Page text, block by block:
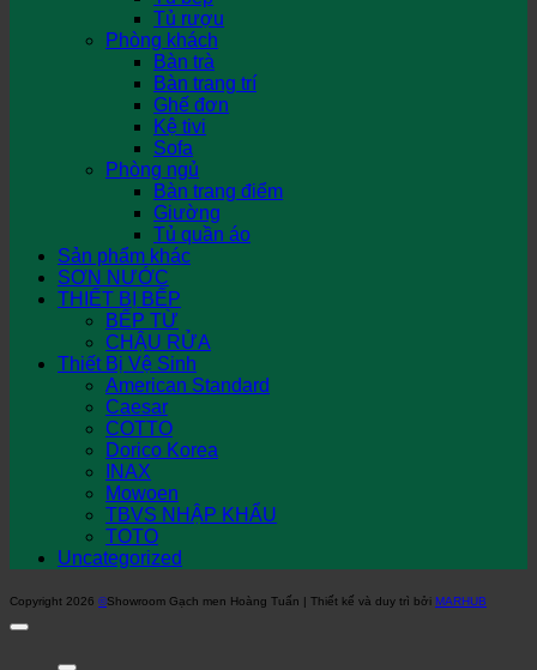
Tủ rượu
Phòng khách
Bàn trà
Bàn trang trí
Ghế đơn
Kệ tivi
Sofa
Phòng ngủ
Bàn trang điểm
Giường
Tủ quần áo
Sản phẩm khác
SƠN NƯỚC
THIẾT BỊ BẾP
BẾP TỪ
CHẬU RỬA
Thiết Bị Vệ Sinh
American Standard
Caesar
COTTO
Dorico Korea
INAX
Mowoen
TBVS NHẬP KHẨU
TOTO
Uncategorized
Copyright 2026 ©Showroom Gạch men Hoàng Tuấn | Thiết kế và duy trì bởi MARHUB